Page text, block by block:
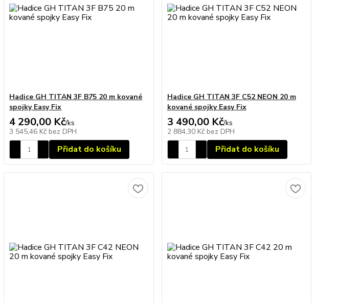
Hadice GH TITAN 3F B75 20 m kované
spojky Easy Fix
4 290,00 Kč/ks
3 545,46 Kč bez DPH
Přidat do košíku
Hadice GH TITAN 3F C52 NEON 20 m
kované spojky Easy Fix
3 490,00 Kč/ks
2 884,30 Kč bez DPH
Přidat do košíku